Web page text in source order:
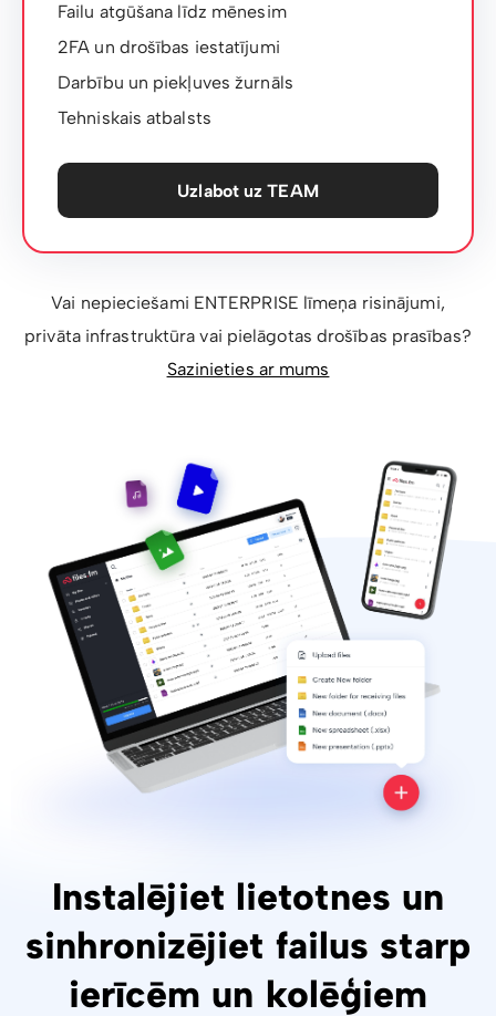
Failu atgūšana līdz mēnesim
2FA un drošības iestatījumi
Darbību un piekļuves žurnāls
Tehniskais atbalsts
Uzlabot uz TEAM
Vai nepieciešami ENTERPRISE līmeņa risinājumi,
privāta infrastruktūra vai pielāgotas drošības prasības?
Sazinieties ar mums
Instalējiet lietotnes un
sinhronizējiet failus starp
ierīcēm un kolēģiem